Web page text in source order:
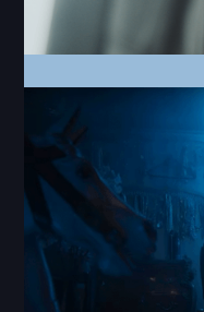
Online